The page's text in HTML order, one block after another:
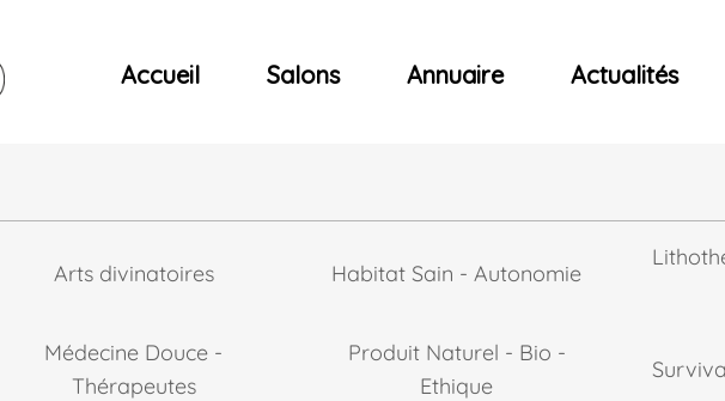
Evénements et Concerts
Accueil Salons Annuaire Actualités
Arts divinatoires Habitat Sain - Autonomie
Médecine Douce -
Thérapeutes
Produit Naturel - Bio -
Ethique